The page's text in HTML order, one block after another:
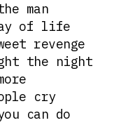
man
of life
revenge
the night
cry
can do